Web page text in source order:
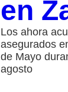
en
Los ahora
asegurados
de Mayo
agosto